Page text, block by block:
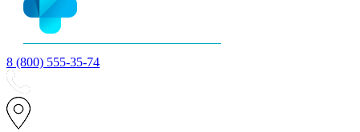
8 (800) 555-35-74